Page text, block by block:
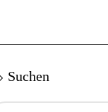
Suchen